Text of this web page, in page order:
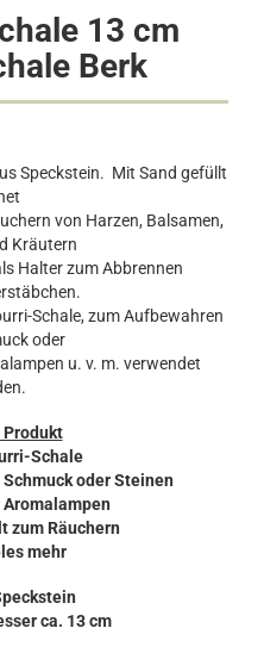
13 cm
Berk
Speckstein. Mit Sand gefüllt
von Harzen, Balsamen,
Kräutern
Halter zum Abbrennen
Schale, zum Aufbewahren
oder
u. v. m. verwendet
Produkt
Schale
oder Steinen
zum Räuchern
mehr
ca. 13 cm